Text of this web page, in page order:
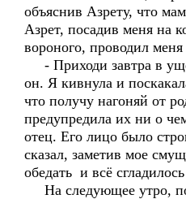
объяснив Азрету, что
Азрет, посадив меня на
вороного, проводил
- Приходи завтра в
он. Я кивнула и
что получу нагоняй от
предупредила их ни о
отец. Его лицо было
сказал, заметив мое
обедать и всё
На следующее утро,